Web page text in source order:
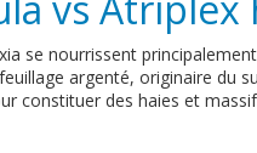
se nourrissent
argenté, originaire du
constituer des haies et